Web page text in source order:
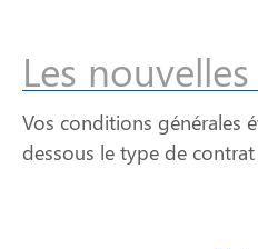
Les
Vos conditions générales
dessous le type de